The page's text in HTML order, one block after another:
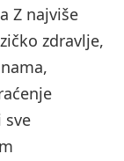
Z najviše
zdravlje,
sve